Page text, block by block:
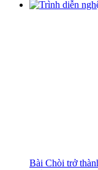
Bài Chòi trở